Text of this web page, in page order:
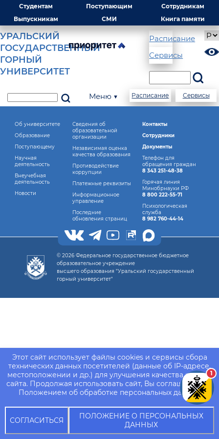
Студентам Поступающим
Сотрудникам
Выпускникам
СМИ Книга памяти
УРАЛЬСКИЙ
ГОСУДАРСТВЕННЫЙ
ГОРНЫЙ
УНИВЕРСИТЕТ
Расписание
Сервисы
Меню ▼ Расписание Сервисы
Этот сайт использует файлы cookies и сервисы сбора
технических данных посетителей (данные об IP-адресе,
местоположении и др.) для улучшения качества работы
сайта. Продолжая использовать сайт, Вы соглашаетесь с
Положением об обработке персональных данных.
СОГЛАСИТЬСЯ
ПОЛОЖЕНИЕ О ПЕРСОНАЛЬНЫХ
ДАННЫХ
Об университете
Образование
Поступающему
Научная
деятельность
Внеучебная
деятельность
Новости
Сведения об
образовательной
организации
Независимая оценка
качества образования
Противодействие
коррупции
Платежные реквизиты
Информационное
управление
Последние
обновления страниц
Контакты
Сотрудники
Документы
Телефон для
обращения граждан
8 343 251-48-38
Горячая линия
Минобрнауки РФ
8 800 222-55-71
Психологическая
служба
8 982 760-44-14
© 2026 Федеральное государственное бюджетное
образовательное учреждение
высшего образования "Уральский государственный
горный университет"
1